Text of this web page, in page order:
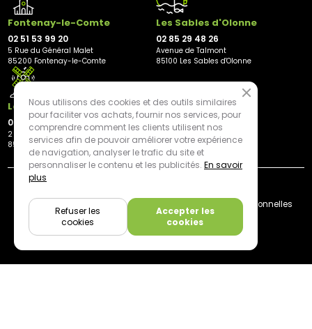
Fontenay-le-Comte
02 51 53 99 20
5 Rue du Général Malet
85200 Fontenay-le-Comte
Les Sables d'Olonne
02 85 29 48 26
Avenue de Talmont
85100 Les Sables d'Olonne
Les Herbiers
02 21 81 23 11
2 rue des Peupliers
85500 Les Herbiers
Livraison
Plan du site Mentions légales
Données personnelles
Cookies
Nous utilisons des cookies et des outils similaires
pour faciliter vos achats, fournir nos services, pour
comprendre comment les clients utilisent nos
services afin de pouvoir améliorer votre expérience
de navigation, analyser le trafic du site et
personnaliser le contenu et les publicités. En savoir
plus
Accepter les
cookies
Refuser les
cookies